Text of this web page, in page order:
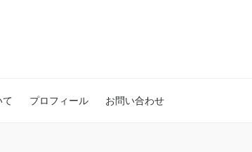
て プロフィール お問い合わせ